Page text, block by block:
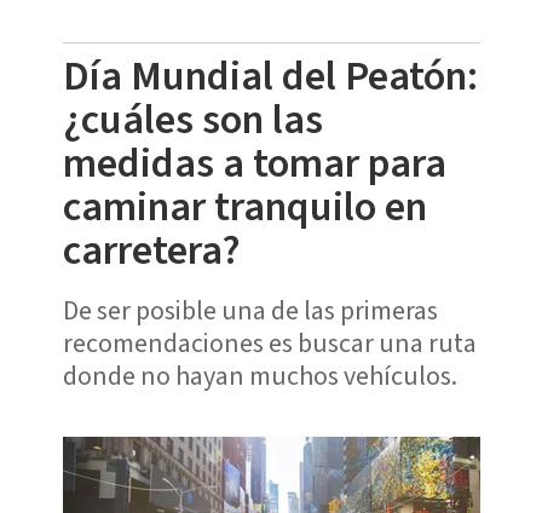
Día Mundial del Peatón:
¿cuáles son las
medidas a tomar para
caminar tranquilo en
carretera?
De ser posible una de las primeras
recomendaciones es buscar una ruta
donde no hayan muchos vehículos.